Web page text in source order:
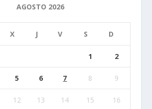
AGOSTO 2026
X J V S D
1 2
5 6 7 8 9
12 13 14 15 16